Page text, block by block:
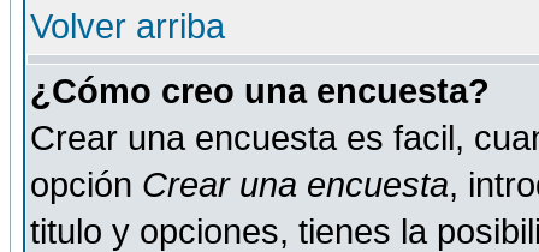
Volver arriba
¿Cómo creo una encuesta?
Crear una encuesta es facil,
opción Crear una encuesta,
titulo y opciones, tienes la